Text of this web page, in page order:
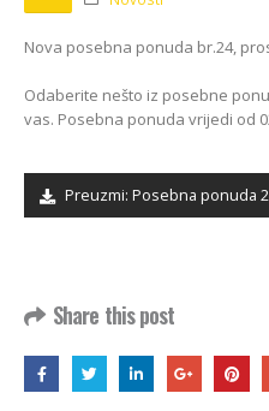
Nova posebna ponuda br.24,
Odaberite nešto iz posebne
vas. Posebna ponuda vrijedi od
Preuzmi: Posebna ponuda
Share this post
EGGER Dekorativna
kolekcija 26+
13/07/2026
spaja i najzahtjevnije
kutove